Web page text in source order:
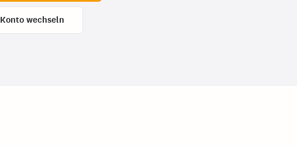
Konto wechseln